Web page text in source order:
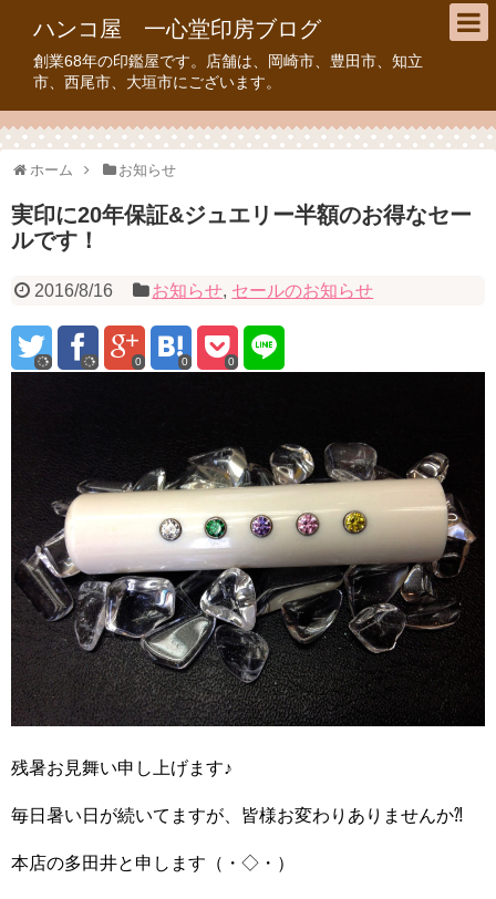
ハンコ屋 一心堂印房ブログ
創業68年の印鑑屋です。店舗は、岡崎市、豊田市、知立
市、西尾市、大垣市にございます。
ホーム お知らせ
実印に20年保証&ジュエリー半額のお得なセー
ルです！
2016/8/16 お知らせ, セールのお知らせ
0 0 0
残暑お見舞い申し上げます♪
毎日暑い日が続いてますが、皆様お変わりありませんか⁈
本店の多田井と申します（・◇・）